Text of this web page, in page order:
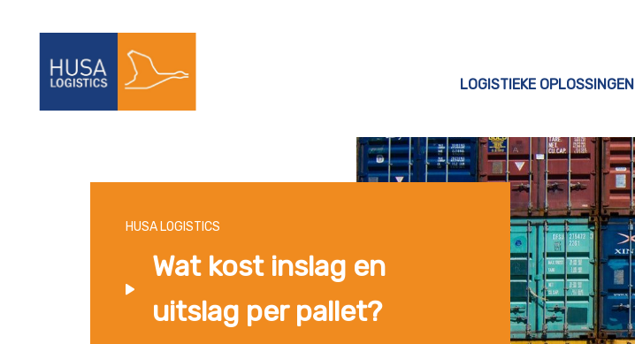
LOGISTIEKE OPLOSSINGEN
HUSA LOGISTICS
Wat kost inslag en
uitslag per pallet?